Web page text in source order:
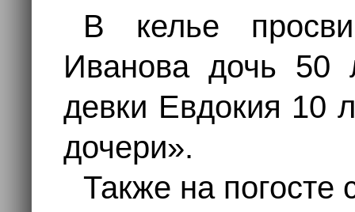
В келье
Иванова дочь 50
девки Евдокия 10
дочери».
Также на погосте